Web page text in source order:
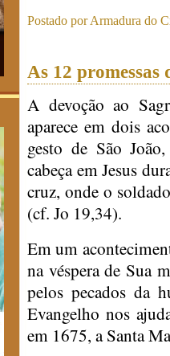
Postado porArmadura do
As 12 promessas
A devoção ao
aparece em dois
gesto de São
cabeça em Jesus
cruz, onde o
(cf. Jo 19,34).
Em um
na véspera de Sua
pelos pecados da
Evangelho nos
em 1675, a Santa